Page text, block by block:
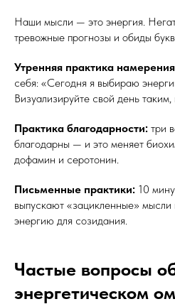
Наши мысли — это энергия.
тревожные прогнозы и обиды
Утренняя практика
себя: «Сегодня я выбираю
Визуализируйте свой день таким,
Практика благодарности: три
благодарны — и это меняет
дофамин и серотонин.
Письменные практики: 10
выпускают «зацикленные» мысли
энергию для созидания.
Частые вопросы
энергетическом